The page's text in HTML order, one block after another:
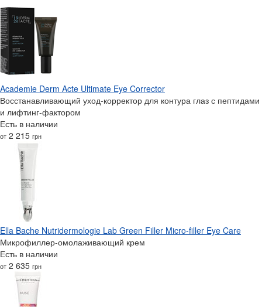
Academie Derm Acte Ultimate Eye Corrector
Восстанавливающий уход-корректор для контура глаз с пептидами
и лифтинг-фактором
Есть в наличии
от 2 215 грн
Ella Bache Nutridermologie Lab Green Filler Micro-filler Eye Care
Микрофиллер-омолаживающий крем
Есть в наличии
от 2 635 грн